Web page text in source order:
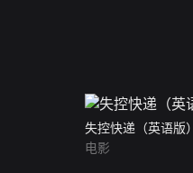
失控快递（英语版）
电影